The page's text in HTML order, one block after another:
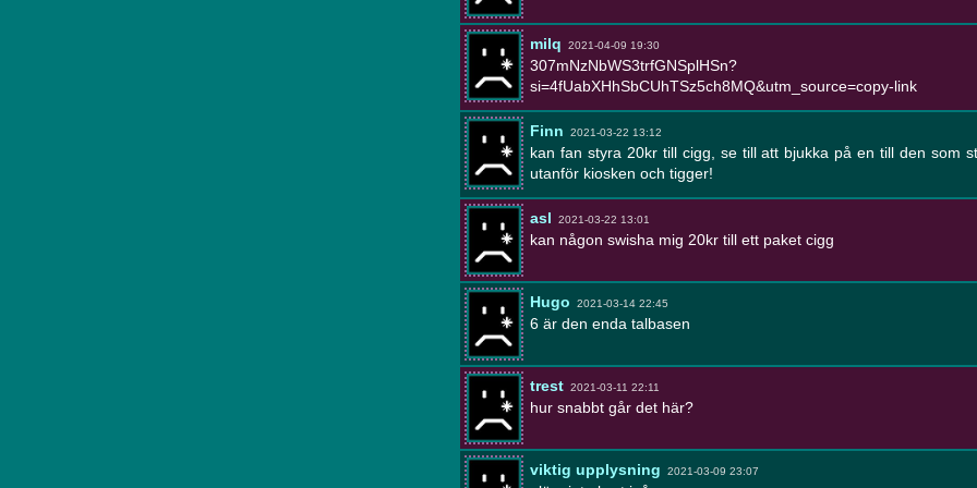
milq 2021-04-09 19:30
307mNzNbWS3trfGNSplHSn?
si=4fUabXHhSbCUhTSz5ch8MQ&utm_source=copy-link
Finn 2021-03-22 13:12
kan fan styra 20kr till cigg, se till att bjukka på en till den som
utanför kiosken och tigger!
asl 2021-03-22 13:01
kan någon swisha mig 20kr till ett paket cigg
Hugo 2021-03-14 22:45
6 är den enda talbasen
trest 2021-03-11 22:11
hur snabbt går det här?
viktig upplysning 2021-03-09 23:07